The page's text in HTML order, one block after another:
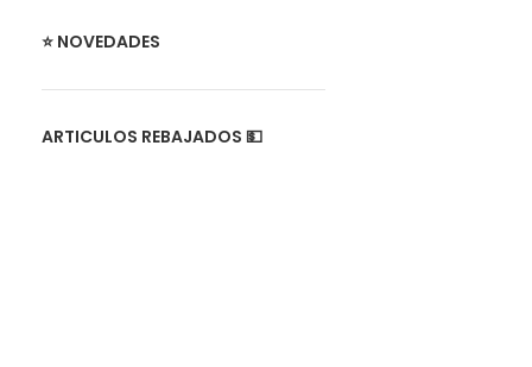
⭐ NOVEDADES
ARTICULOS REBAJADOS 💵